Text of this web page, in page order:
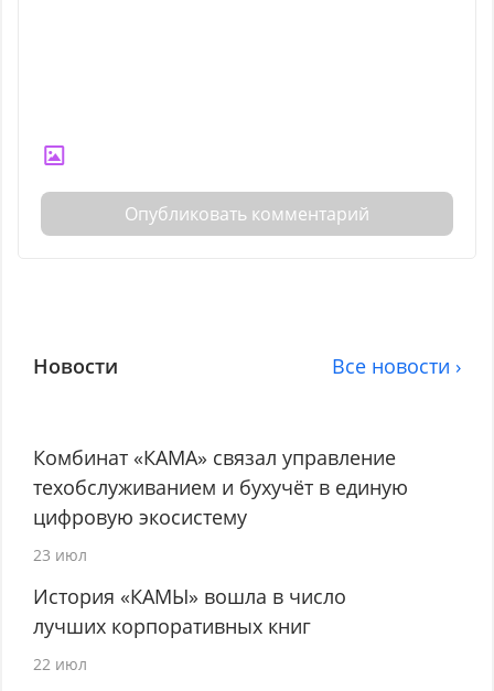
Опубликовать комментарий
Новости Все новости ›
Комбинат «КАМА» связал управление
техобслуживанием и бухучёт в единую
цифровую экосистему
23 июл
История «КАМЫ» вошла в число
лучших корпоративных книг
22 июл